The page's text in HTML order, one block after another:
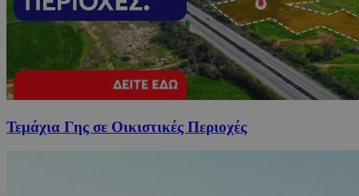
Τεμάχια Γης σε Οικιστικές Περιοχές